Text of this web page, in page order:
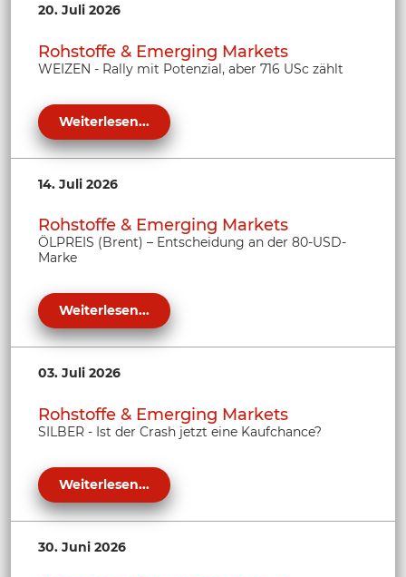
20. Juli 2026
Rohstoffe & Emerging Markets
WEIZEN - Rally mit Potenzial, aber 716 USc zählt
Weiterlesen...
14. Juli 2026
Rohstoffe & Emerging Markets
ÖLPREIS (Brent) – Entscheidung an der 80-USD-
Marke
Weiterlesen...
03. Juli 2026
Rohstoffe & Emerging Markets
SILBER - Ist der Crash jetzt eine Kaufchance?
Weiterlesen...
30. Juni 2026